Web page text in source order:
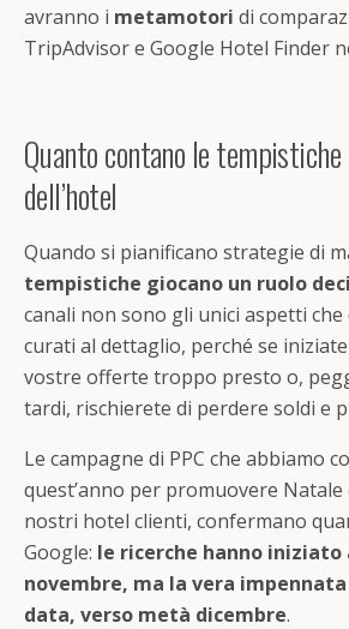
avranno i metamotori di
TripAdvisor e Google Hotel Finder
Quanto contano le
dell’hotel
Quando si pianificano strategie di
tempistiche giocano un ruolo
canali non sono gli unici aspetti che
curati al dettaglio, perché se
vostre offerte troppo presto o,
tardi, rischierete di perdere soldi e
Le campagne di PPC che abbiamo
quest’anno per promuovere
nostri hotel clienti, confermano
Google: le ricerche hanno iniziato
novembre, ma la vera
data, verso metà dicembre.